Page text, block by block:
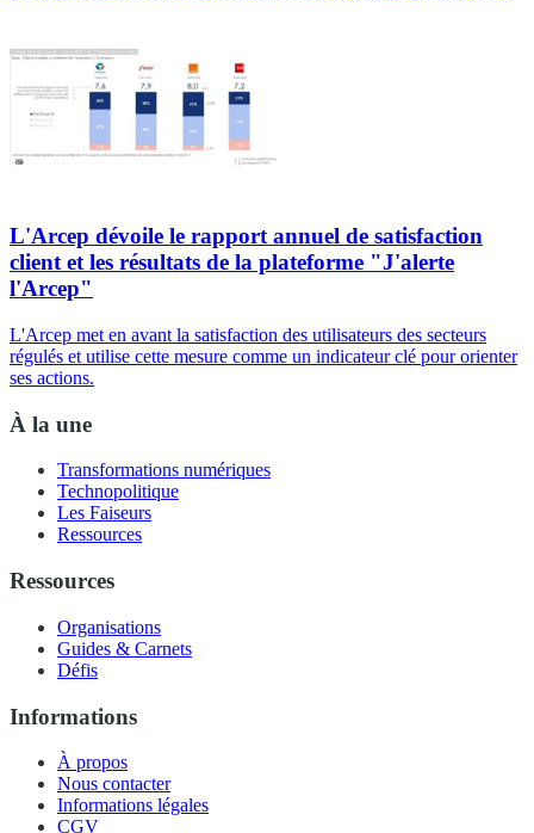
L'Arcep dévoile le rapport annuel de satisfaction
client et les résultats de la plateforme "J'alerte
l'Arcep"
L'Arcep met en avant la satisfaction des utilisateurs des secteurs
régulés et utilise cette mesure comme un indicateur clé pour orienter
ses actions.
À la une
Transformations numériques
Technopolitique
Les Faiseurs
Ressources
Ressources
Organisations
Guides & Carnets
Défis
Informations
À propos
Nous contacter
Informations légales
CGV